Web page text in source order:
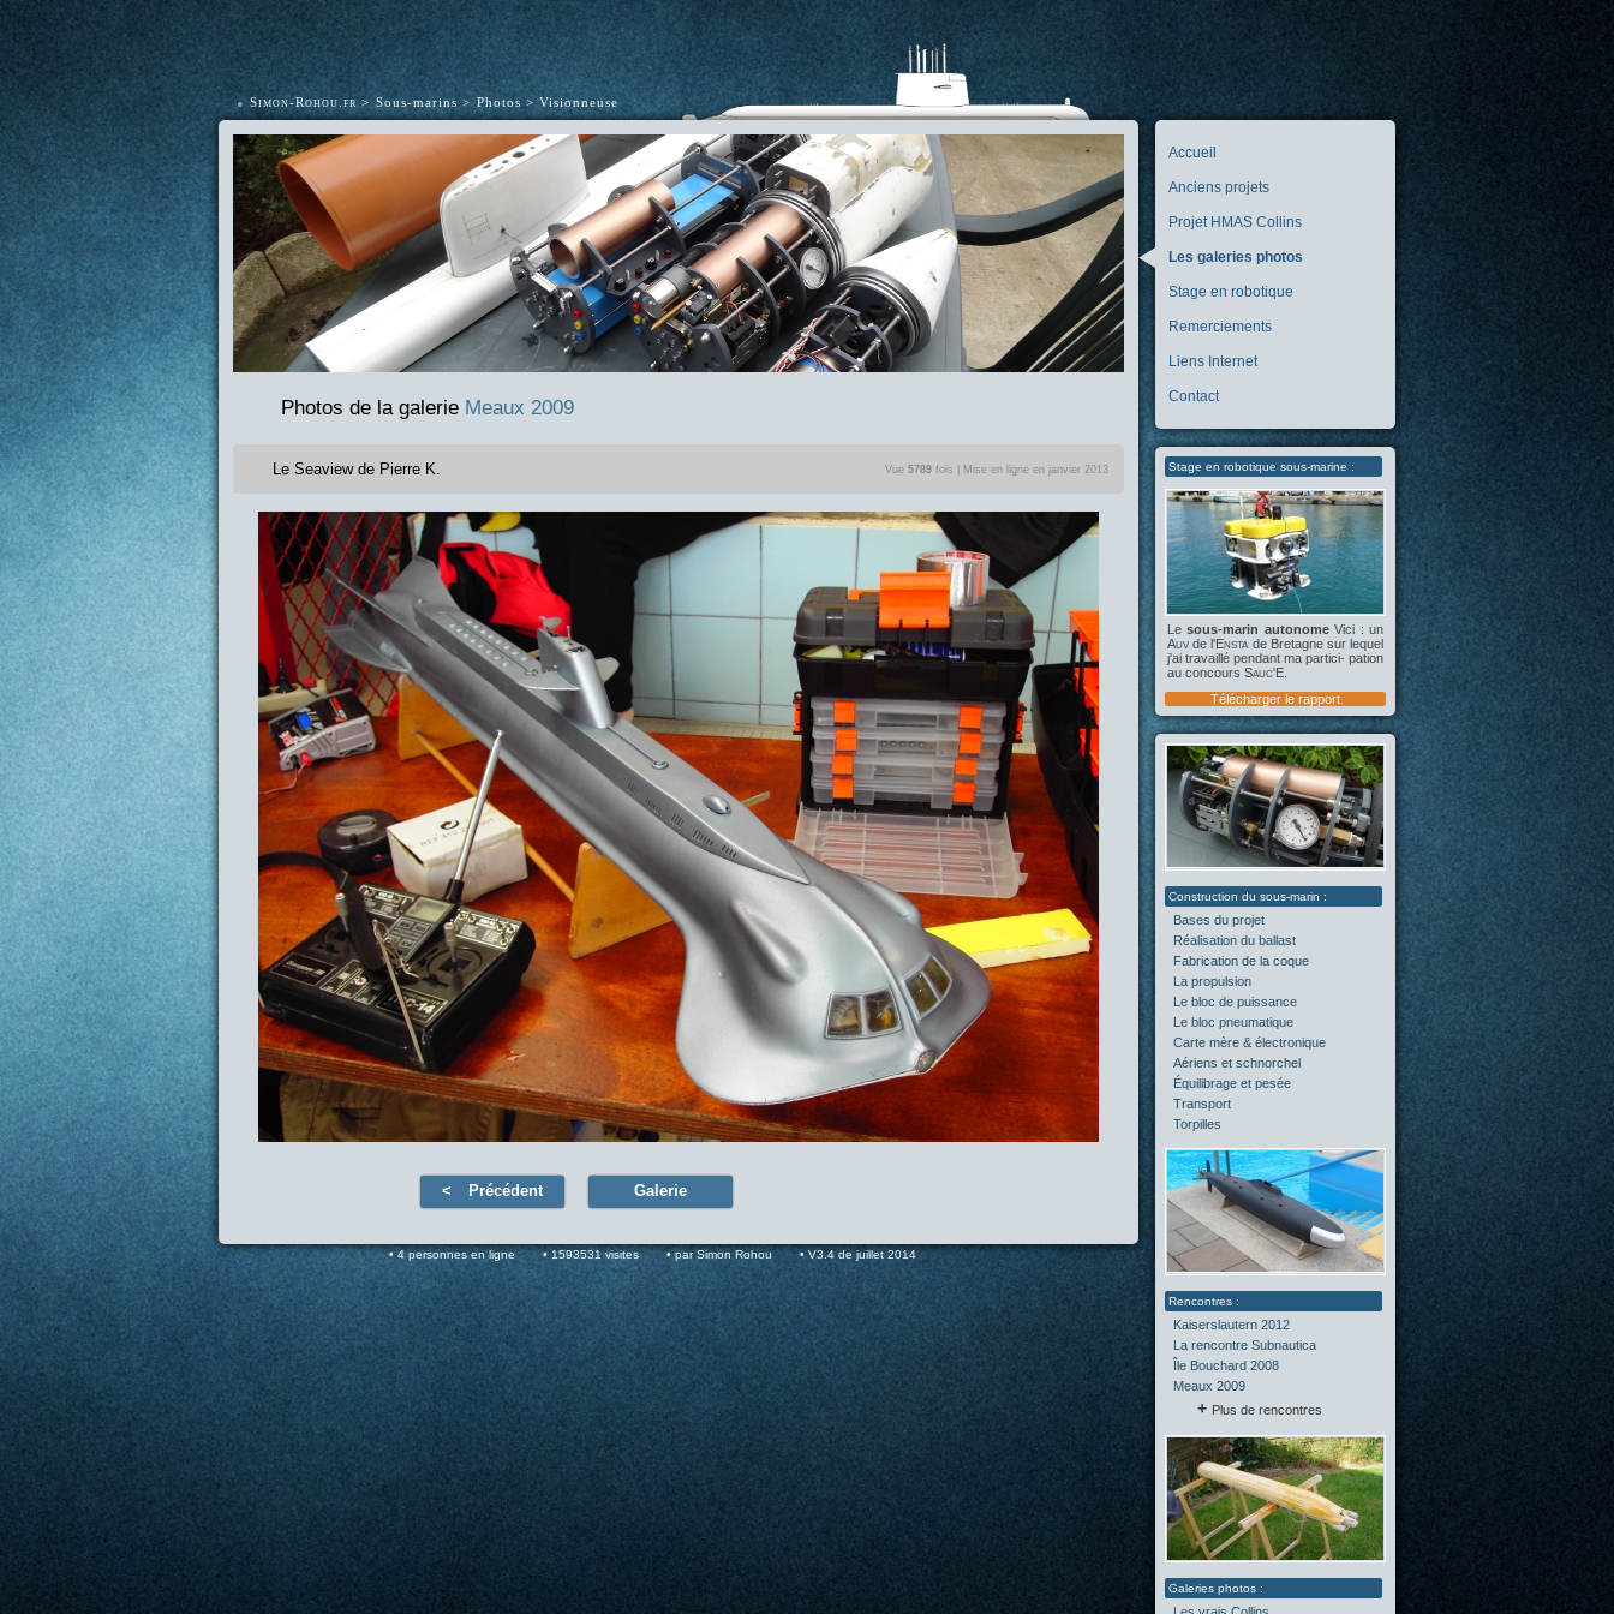
• Simon-Rohou.fr Sous-marins Photos Visionneuse
Accueil
Anciens projets
Projet HMAS Collins
Les galeries photos
Stage en robotique
Remerciements
Liens Internet
Contact
Stage en robotique sous-marine :
Lesous-marin autonomeVici : un
Auv de l'Ensta de Bretagne sur lequel
j'ai travaillé pendant ma partici- pation
au concours Sauc'E
Télécharger le rapport
Bases du projet
Réalisation du ballast
Fabrication de la coque
La propulsion
Le bloc de puissance
Le bloc pneumatique
Carte mère & électronique
Aériens et schnorchel
Équilibrage et pesée
Transport
Torpilles
Kaiserslautern 2012
La rencontre Subnautica
Île Bouchard 2008
Meaux 2009
Plus de rencontres
Photos de la galerie Meaux 2009
Le Seaview de Pierre K. Vue 5789 fois | Mise en ligne en janvier 2013
Précédent Galerie
4 personnes en ligne 1593531 visites par Simon Rohou V3.4 de juillet 2014